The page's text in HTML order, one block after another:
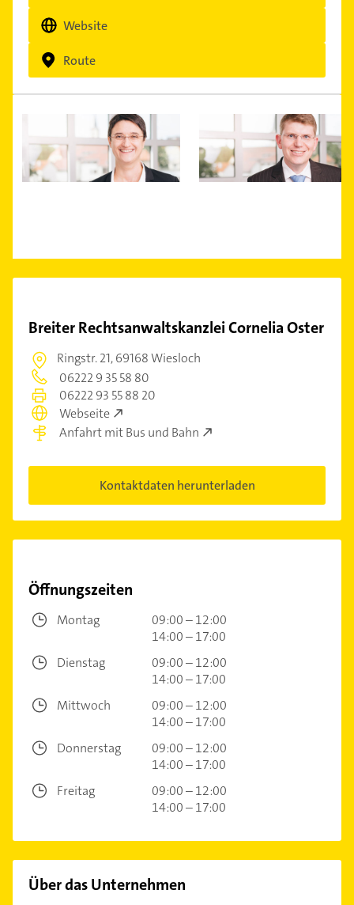
Website
Route
Breiter Rechtsanwaltskanzlei Cornelia Oster
Ringstr. 21,69168 Wiesloch
06222 9 35 58 80
06222 93 55 88 20
Webseite
Anfahrt mit Bus und Bahn
Kontaktdaten herunterladen
Öffnungszeiten
Montag
09:00 – 12:00
14:00 – 17:00
Dienstag
09:00 – 12:00
14:00 – 17:00
Mittwoch
09:00 – 12:00
14:00 – 17:00
Donnerstag
09:00 – 12:00
14:00 – 17:00
Freitag
09:00 – 12:00
14:00 – 17:00
Über das Unternehmen